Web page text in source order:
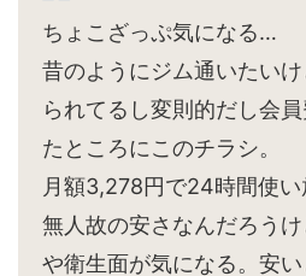
ちょこざっぷ気になる…
昔のようにジム通いたい
られてるし変則的だし会
たところにこのチラシ。
月額3,278円で24時間使
無人故の安さなんだろう
や衛生面が気になる。安い